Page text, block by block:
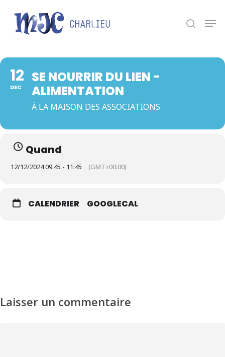
12
DEC
SE NOURRIR DU LIEN -
ALIMENTATION
À LA MAISON DES ASSOCIATIONS
Quand
12/12/2024 09:45 - 11:45 (GMT+00:00)
CALENDRIER GOOGLECAL
Laisser un commentaire